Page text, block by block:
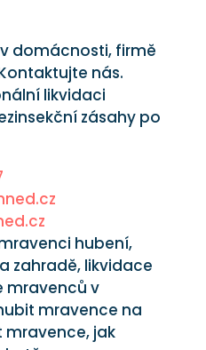
domácnosti, firmě
nás.
likvidaci
zásahy po